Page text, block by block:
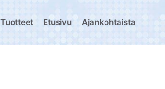
Tuotteet Etusivu Ajankohtaista